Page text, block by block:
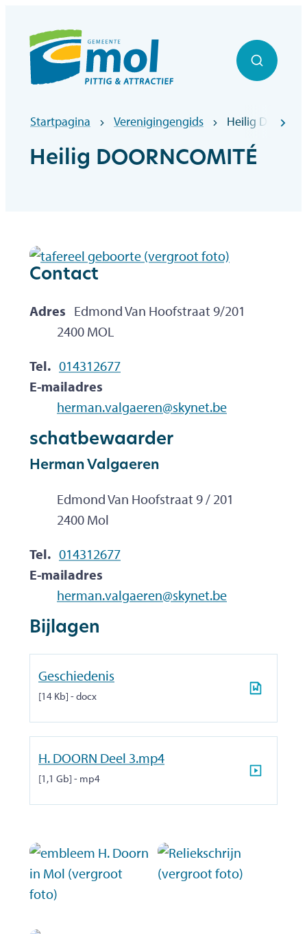
Officiële website gemeentebestuur Mol
Zoek
Startpagina Verenigingengids Heilig
Heilig DOORNCOMITÉ
Contact
Adres Edmond Van Hoofstraat 9/201
,2400 MOL
Tel. 014312677
E-mailadres
herman.valgaeren@skynet.be
schatbewaarder
Herman Valgaeren
Edmond Van Hoofstraat 9 / 201
,2400 Mol
Tel. 014312677
E-mailadres
herman.valgaeren@skynet.be
Bijlagen
Geschiedenis
14 Kb docx
H. DOORN Deel 3.mp4
1,1 Gb mp4